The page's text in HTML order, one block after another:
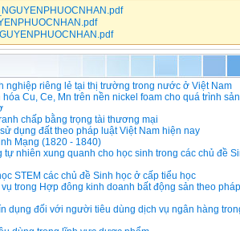
nghiệp riêng lẻ tại thị trường trong nước ở Việt Nam
Cu, Ce, Mn trên nền nickel foam cho quá trình
chấp bằng trọng tài thương mại
dụng đất theo pháp luật Việt Nam hiện nay
Mạng (1820 - 1840)
nhiên xung quanh cho học sinh trong các chủ đề
STEM các chủ đề Sinh học ở cấp tiểu học
trong Hợp đông kinh doanh bất động sản theo
dụng đối với người tiêu dùng dịch vụ ngân hàng